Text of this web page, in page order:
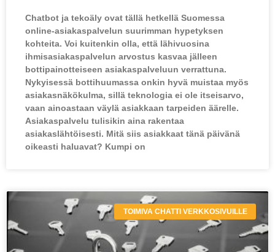
Chatbot ja tekoäly ovat tällä hetkellä Suomessa
online-asiakaspalvelun suurimman hypetyksen
kohteita. Voi kuitenkin olla, että lähivuosina
ihmisasiakaspalvelun arvostus kasvaa jälleen
bottipainotteiseen asiakaspalveluun verrattuna.
Nykyisessä bottihuumassa onkin hyvä muistaa myös
asiakasnäkökulma, sillä teknologia ei ole itseisarvo,
vaan ainoastaan väylä asiakkaan tarpeiden äärelle.
Asiakaspalvelu tulisikin aina rakentaa
asiakaslähtöisesti. Mitä siis asiakkaat tänä päivänä
oikeasti haluavat? Kumpi on
TOIMIVA CHATTI VERKKOSIVUILLE